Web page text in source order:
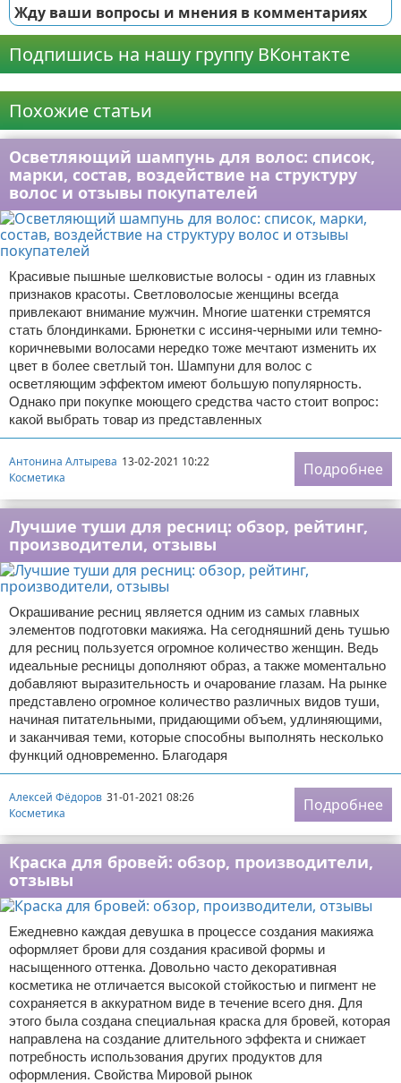
Жду ваши вопросы и мнения в комментариях
Подпишись на нашу группу ВКонтакте
Похожие статьи
Осветляющий шампунь для волос: список,
марки, состав, воздействие на структуру
волос и отзывы покупателей
Красивые пышные шелковистые волосы - один из главных
признаков красоты. Светловолосые женщины всегда
привлекают внимание мужчин. Многие шатенки стремятся
стать блондинками. Брюнетки с иссиня-черными или темно-
коричневыми волосами нередко тоже мечтают изменить их
цвет в более светлый тон. Шампуни для волос с
осветляющим эффектом имеют большую популярность.
Однако при покупке моющего средства часто стоит вопрос:
какой выбрать товар из представленных
Антонина Алтырева 13-02-2021 10:22
Косметика
Подробнее
Лучшие туши для ресниц: обзор, рейтинг,
производители, отзывы
Окрашивание ресниц является одним из самых главных
элементов подготовки макияжа. На сегодняшний день тушью
для ресниц пользуется огромное количество женщин. Ведь
идеальные ресницы дополняют образ, а также моментально
добавляют выразительность и очарование глазам. На рынке
представлено огромное количество различных видов туши,
начиная питательными, придающими объем, удлиняющими,
и заканчивая теми, которые способны выполнять несколько
функций одновременно. Благодаря
Алексей Фёдоров 31-01-2021 08:26
Косметика
Подробнее
Краска для бровей: обзор, производители,
отзывы
Ежедневно каждая девушка в процессе создания макияжа
оформляет брови для создания красивой формы и
насыщенного оттенка. Довольно часто декоративная
косметика не отличается высокой стойкостью и пигмент не
сохраняется в аккуратном виде в течение всего дня. Для
этого была создана специальная краска для бровей, которая
направлена на создание длительного эффекта и снижает
потребность использования других продуктов для
оформления. Свойства Мировой рынок